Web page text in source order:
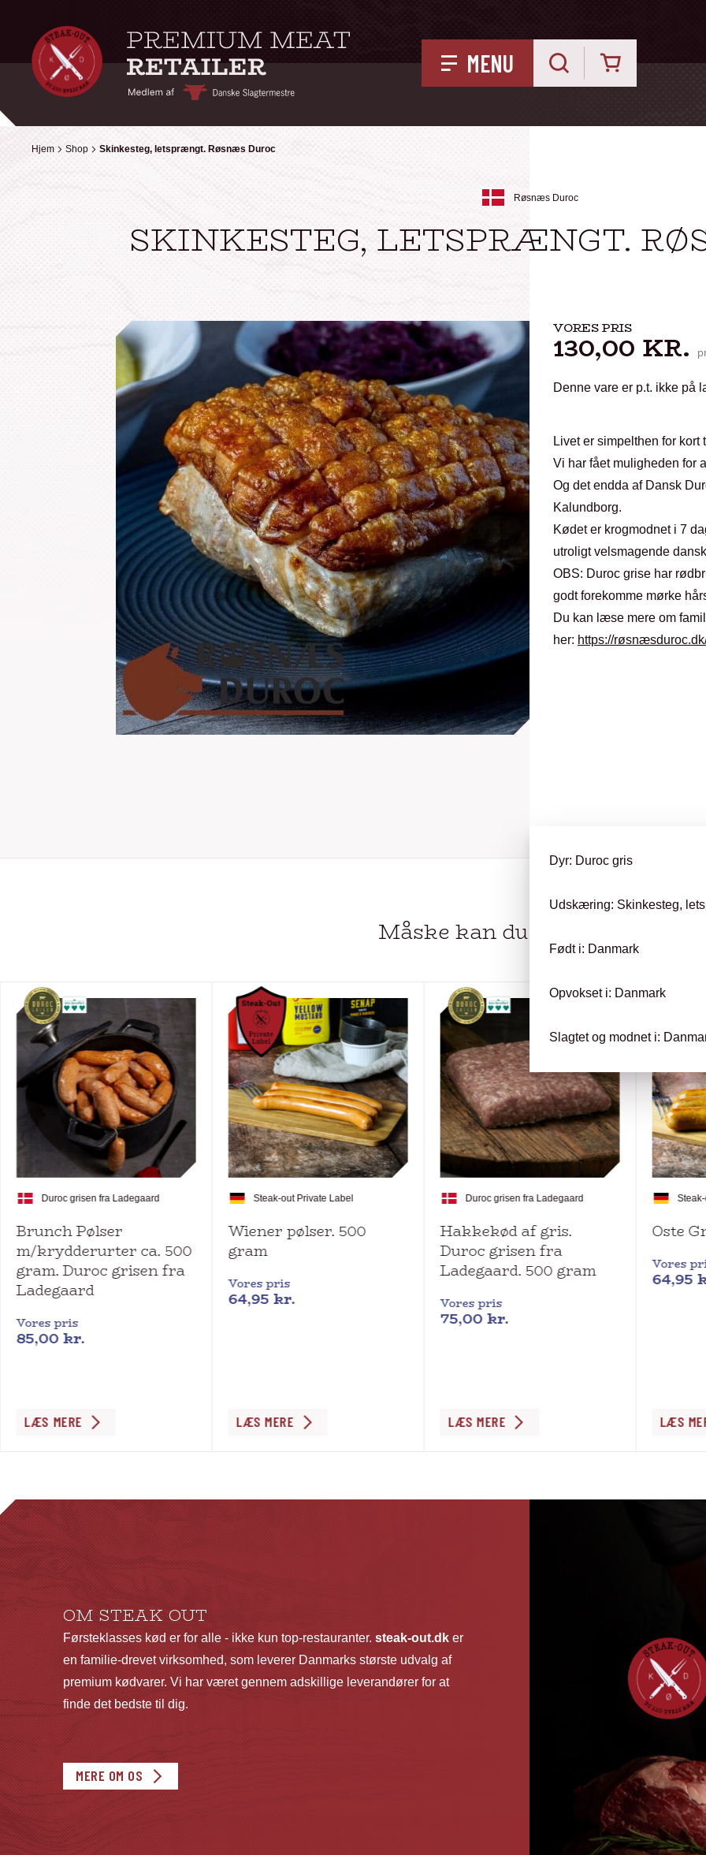
MENU
Hjem Shop Skinkesteg, letsprængt. Røsnæs Duroc
Hjem Shop Skinkesteg, letsprængt. Røsnæs Duroc
Røsnæs Duroc
SKINKESTEG, LETSPRÆNGT.
VORES PRIS
130,00 KR.
Denne vare er p.t. ikke på
Livet er simpelthen for
Vi har fået muligheden for
Og det endda af Dansk
Kalundborg.
Kødet er krogmodnet i 7
utroligt velsmagende
OBS: Duroc grise har
godt forekomme mørke
Du kan læse mere om
her: https://
Dyr: Duroc gris
Udskæring: Skinkesteg,
Født i: Danmark
Opvokset i: Danmark
Slagtet og modnet i:
Måske kan du
Duroc grisen fra Ladegaard
Brunch Pølser
m/krydderurter ca. 500
gram. Duroc grisen fra
Ladegaard
Vores pris
85,00kr.
LÆS MERE
Steak-out Private Label
Wiener pølser. 500
gram
Vores pris
64,95 kr.
LÆS MERE
Duroc grisen fra Ladegaard
Hakkekød af gris.
Duroc grisen fra
Ladegaard. 500 gram
Vores pris
75,00kr.
LÆS MERE
Oste
Vores
64,95
LÆS
OM STEAK OUT
Førsteklasses kød er for alle - ikke kun top-restauranter. steak-out.dk er
en familie-drevet virksomhed, som leverer Danmarks største udvalg af
premium kødvarer. Vi har været gennem adskillige leverandører for at
finde det bedste til dig.
MERE OM OS